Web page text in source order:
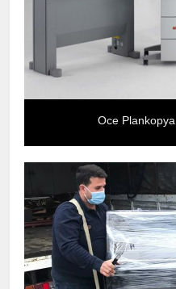
Oce